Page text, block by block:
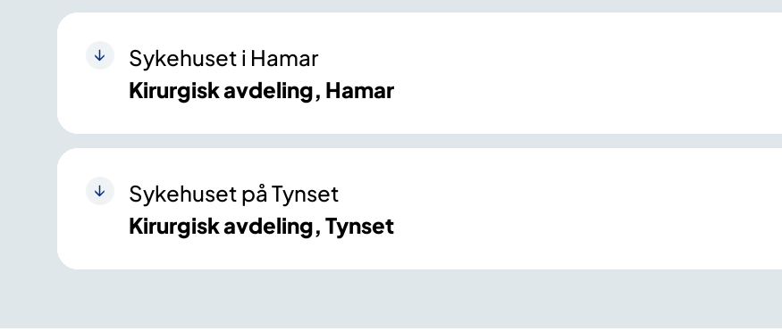
Sykehuset i Hamar
Kirurgisk avdeling, Hamar
Sykehuset på Tynset
Kirurgisk avdeling, Tynset